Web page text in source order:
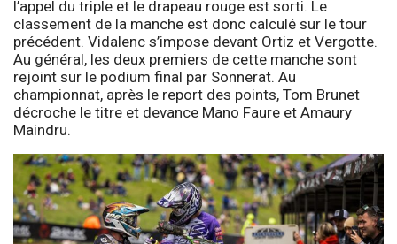
l’appel du triple et le drapeau rouge est sorti. Le
classement de la manche est donc calculé sur le tour
précédent. Vidalenc s’impose devant Ortiz et Vergotte.
Au général, les deux premiers de cette manche sont
rejoint sur le podium final par Sonnerat. Au
championnat, après le report des points, Tom Brunet
décroche le titre et devance Mano Faure et Amaury
Maindru.